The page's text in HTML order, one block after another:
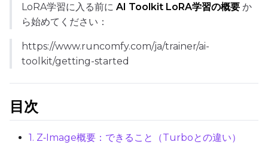
Batch Size
Steps
LoRA学習に入る前に AI Toolkit LoRA学習の概要 か
ら始めてください：
https://www.runcomfy.com/ja/trainer/ai-
toolkit/getting-started
目次
1. Z‑Image概要：できること（Turboとの違い）